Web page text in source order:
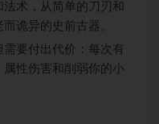
术，从简单的刀刃和
诡异的史前古器。
要付出代价：每次有
性伤害和削弱你的小